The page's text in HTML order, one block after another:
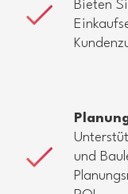
Bieten
und